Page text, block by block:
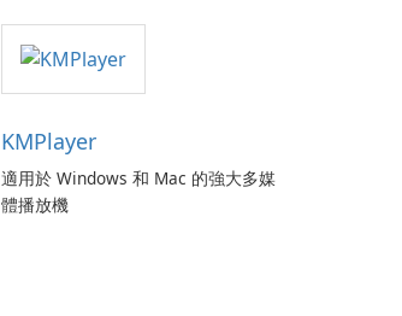
KMPlayer
適用於 Windows 和 Mac 的強大多媒
體播放機